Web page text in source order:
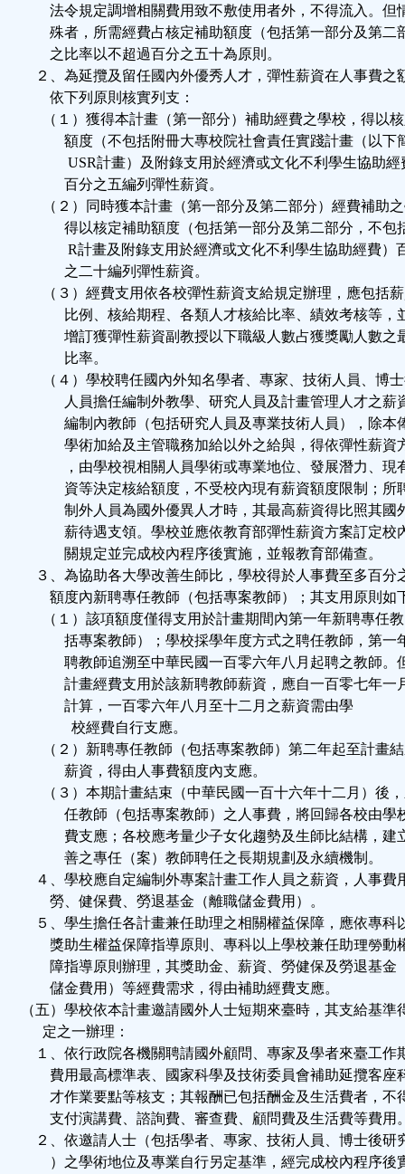
法令規定調增相關費用致不敷使用者外，不得流入。但
殊者，所需經費占核定補助額度（包括第一部分及第二
之比率以不超過百分之五十為原則。
２、為延攬及留任國內外優秀人才，彈性薪資在人事費之
依下列原則核實列支：
（１）獲得本計畫（第一部分）補助經費之學校，得以
額度（不包括附冊大專校院社會責任實踐計畫（以下
USR計畫）及附錄支用於經濟或文化不利學生協助經
百分之五編列彈性薪資。
（２）同時獲本計畫（第一部分及第二部分）經費補助
得以核定補助額度（包括第一部分及第二部分，不包
R計畫及附錄支用於經濟或文化不利學生協助經費）
之二十編列彈性薪資。
（３）經費支用依各校彈性薪資支給規定辦理，應包括
比例、核給期程、各類人才核給比率、績效考核等，
增訂獲彈性薪資副教授以下職級人數占獲獎勵人數之
比率。
（４）學校聘任國內外知名學者、專家、技術人員、博
人員擔任編制外教學、研究人員及計畫管理人才之薪
編制內教師（包括研究人員及專業技術人員），除本
學術加給及主管職務加給以外之給與，得依彈性薪資
，由學校視相關人員學術或專業地位、發展潛力、現
資等決定核給額度，不受校內現有薪資額度限制；所
制外人員為國外優異人才時，其最高薪資得比照其國
薪待遇支領。學校並應依教育部彈性薪資方案訂定校
關規定並完成校內程序後實施，並報教育部備查。
３、為協助各大學改善生師比，學校得於人事費至多百分
額度內新聘專任教師（包括專案教師）；其支用原則如
（１）該項額度僅得支用於計畫期間內第一年新聘專任
括專案教師）；學校採學年度方式之聘任教師，第一
聘教師追溯至中華民國一百零六年八月起聘之教師。
計畫經費支用於該新聘教師薪資，應自一百零七年一
計算，一百零六年八月至十二月之薪資需由學
校經費自行支應。
（２）新聘專任教師（包括專案教師）第二年起至計畫
薪資，得由人事費額度內支應。
（３）本期計畫結束（中華民國一百十六年十二月）後
任教師（包括專案教師）之人事費，將回歸各校由學
費支應；各校應考量少子女化趨勢及生師比結構，建
善之專任（案）教師聘任之長期規劃及永續機制。
４、學校應自定編制外專案計畫工作人員之薪資，人事費
勞、健保費、勞退基金（離職儲金費用）。
５、學生擔任各計畫兼任助理之相關權益保障，應依專科
獎助生權益保障指導原則、專科以上學校兼任助理勞動
障指導原則辦理，其獎助金、薪資、勞健保及勞退基金
儲金費用）等經費需求，得由補助經費支應。
（五）學校依本計畫邀請國外人士短期來臺時，其支給基準
定之一辦理：
１、依行政院各機關聘請國外顧問、專家及學者來臺工作
費用最高標準表、國家科學及技術委員會補助延攬客座
才作業要點等核支；其報酬已包括酬金及生活費者，不
支付演講費、諮詢費、審查費、顧問費及生活費等費用
２、依邀請人士（包括學者、專家、技術人員、博士後研
）之學術地位及專業自行另定基準，經完成校內程序後